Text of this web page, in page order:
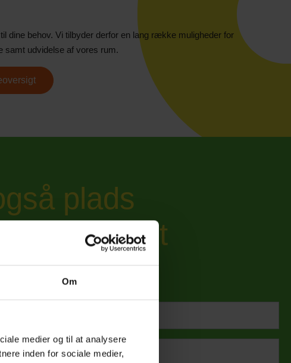
Om
medier og til at analysere
inden for sociale medier,
dine behov. Vi tilbyder derfor en lang række muligheder for
samt udvidelse af vores rum.
plads
arrangement
dine oplysninger